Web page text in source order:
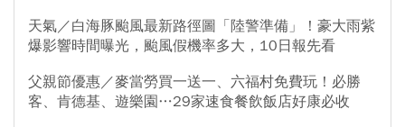
天氣／白海豚颱風最新路徑圖「陸警準備」！豪大雨紫
爆影響時間曝光，颱風假機率多大，10日報先看
父親節優惠／麥當勞買一送一、六福村免費玩！必勝
客、肯德基、遊樂園…29家速食餐飲飯店好康必收